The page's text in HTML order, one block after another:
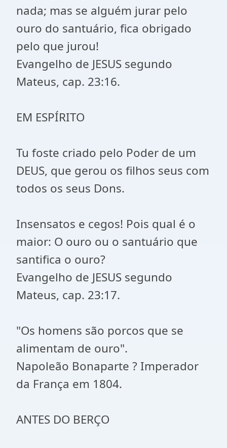
nada; mas se alguém jurar pelo
ouro do santuário, fica obrigado
pelo que jurou!
Evangelho de JESUS segundo
Mateus, cap. 23:16.
EM ESPÍRITO
Tu foste criado pelo Poder de um
DEUS, que gerou os filhos seus com
todos os seus Dons.
Insensatos e cegos! Pois qual é o
maior: O ouro ou o santuário que
santifica o ouro?
Evangelho de JESUS segundo
Mateus, cap. 23:17.
"Os homens são porcos que se
alimentam de ouro".
Napoleão Bonaparte ? Imperador
da França em 1804.
ANTES DO BERÇO